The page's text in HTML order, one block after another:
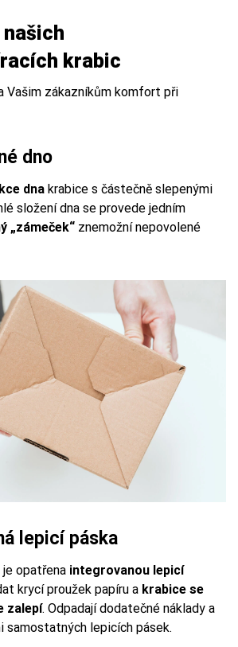
krabic
Vašim zákazníkům komfort při
dno
dna krabice s částečně slepenými
složení dna se provede jedním
„zámeček“ znemožní nepovolené
lepicí páska
je opatřena integrovanou lepicí
krycí proužek papíru a krabice se
zalepí. Odpadají dodatečné náklady a
samostatných lepicích pásek.